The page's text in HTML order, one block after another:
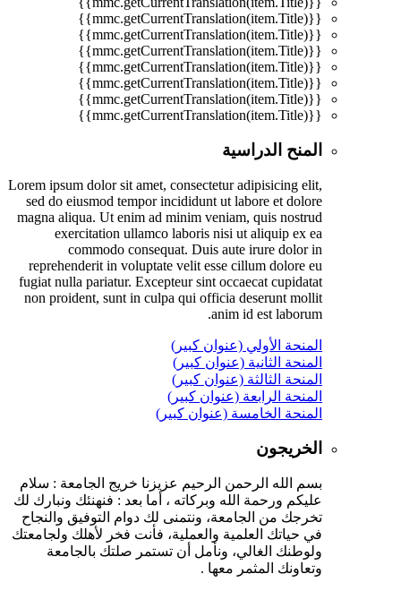
{{mmc.getCurrentTranslation(item.Title)}}
{{mmc.getCurrentTranslation(item.Title)}}
{{mmc.getCurrentTranslation(item.Title)}}
{{mmc.getCurrentTranslation(item.Title)}}
{{mmc.getCurrentTranslation(item.Title)}}
{{mmc.getCurrentTranslation(item.Title)}}
{{mmc.getCurrentTranslation(item.Title)}}
المنح الدراسية
Lorem ipsum dolor sit amet, consectetur adipisicing elit,
sed do eiusmod tempor incididunt ut labore et dolore
magna aliqua. Ut enim ad minim veniam, quis nostrud
exercitation ullamco laboris nisi ut aliquip ex ea
commodo consequat. Duis aute irure dolor in
reprehenderit in voluptate velit esse cillum dolore eu
fugiat nulla pariatur. Excepteur sint occaecat cupidatat
non proident, sunt in culpa qui officia deserunt mollit
anim id est laborum.
المنحة الأولي (عنوان كبير)
المنحة الثانية (عنوان كبير)
المنحة الثالثة (عنوان كبير)
المنحة الرابعة (عنوان كبير)
المنحة الخامسة (عنوان كبير)
الخريجون
بسم الله الرحمن الرحيم عزيزنا خريج الجامعة : سلام
عليكم ورحمة الله وبركاته ، أما بعد : فنهنئك ونبارك لك
تخرجك من الجامعة، ونتمنى لك دوام التوفيق والنجاح
في حياتك العلمية والعملية، فأنت فخر لأهلك ولجامعتك
ولوطنك الغالي، ونأمل أن تستمر صلتك بالجامعة
وتعاونك المثمر معها .